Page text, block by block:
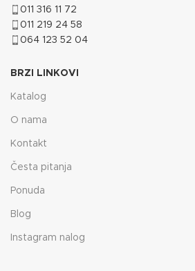
011 316 11 72
011 219 24 58
064 123 52 04
BRZI LINKOVI
Katalog
O nama
Kontakt
Česta pitanja
Ponuda
Blog
Instagram nalog